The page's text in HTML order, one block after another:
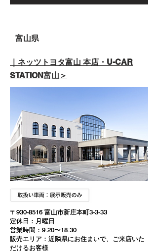
富山県
｜ネッツトヨタ富山 本店・U-CAR
STATION富山＞
〒930-8516 富山市新庄本町3-3-33
定休日：月曜日​
営業時間：9:20〜18:30​
販売エリア：近隣県にお住まいで、ご来店いた
だけるお客様
〒930-8516 富山市新庄本町3-3-33
定休日：月曜日​
営業時間：9:20〜18:30​
販売エリア：近隣県にお住まいで、ご来店いた
だけるお客様